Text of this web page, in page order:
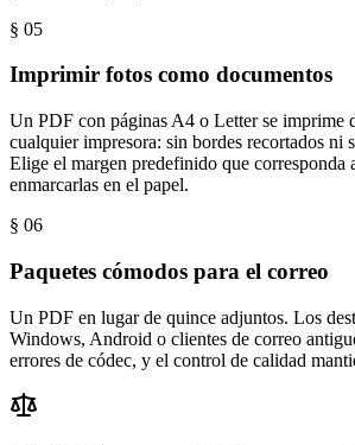
§ 05
Imprimir fotos como documentos
Un PDF con páginas A4 o Letter se imprime
cualquier impresora: sin bordes recortados ni
Elige el margen predefinido que corresponda
enmarcarlas en el papel.
§ 06
Paquetes cómodos para el correo
Un PDF en lugar de quince adjuntos. Los
Windows, Android o clientes de correo
errores de códec, y el control de calidad